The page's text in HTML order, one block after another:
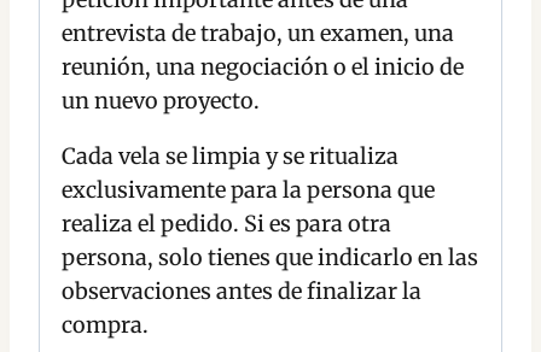
entrevista de trabajo, un examen, una
reunión, una negociación o el inicio de
un nuevo proyecto.
Cada vela se limpia y se ritualiza
exclusivamente para la persona que
realiza el pedido. Si es para otra
persona, solo tienes que indicarlo en las
observaciones antes de finalizar la
compra.